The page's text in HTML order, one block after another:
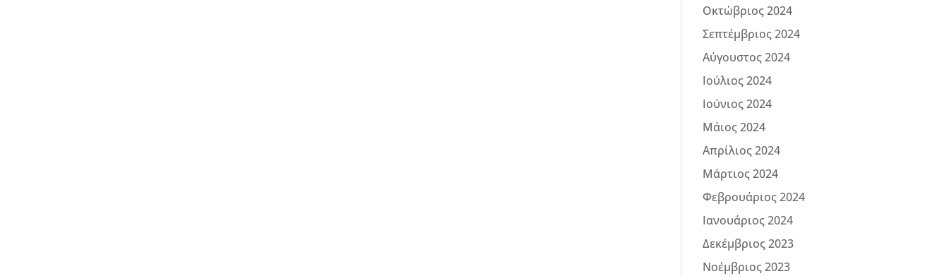
Οκτώβριος 2024
Σεπτέμβριος 2024
Αύγουστος 2024
Ιούλιος 2024
Ιούνιος 2024
Μάιος 2024
Απρίλιος 2024
Μάρτιος 2024
Φεβρουάριος 2024
Ιανουάριος 2024
Δεκέμβριος 2023
Νοέμβριος 2023